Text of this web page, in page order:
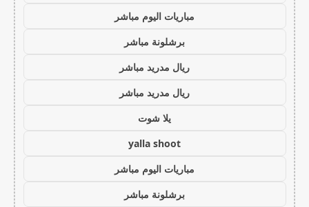
مباريات اليوم مباشر
برشلونة مباشر
ريال مدريد مباشر
ريال مدريد مباشر
يلا شوت
yalla shoot
مباريات اليوم مباشر
برشلونة مباشر